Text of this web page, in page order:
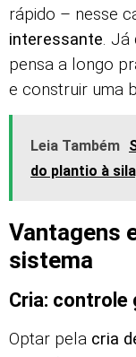
rápido – nesse
interessante. Já
pensa a longo
e construir uma
Leia Também
do plantio à
Vantagens
sistema
Cria: controle
Optar pela cria